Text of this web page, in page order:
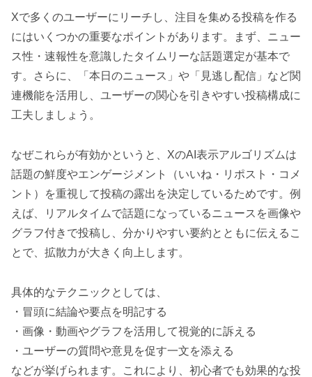
Xで多くのユーザーにリーチし、注目を集める投稿を作る
にはいくつかの重要なポイントがあります。まず、ニュー
ス性・速報性を意識したタイムリーな話題選定が基本で
す。さらに、「本日のニュース」や「見逃し配信」など関
連機能を活用し、ユーザーの関心を引きやすい投稿構成に
工夫しましょう。
なぜこれらが有効かというと、XのAI表示アルゴリズムは
話題の鮮度やエンゲージメント（いいね・リポスト・コメ
ント）を重視して投稿の露出を決定しているためです。例
えば、リアルタイムで話題になっているニュースを画像や
グラフ付きで投稿し、分かりやすい要約とともに伝えるこ
とで、拡散力が大きく向上します。
具体的なテクニックとしては、
・冒頭に結論や要点を明記する
・画像・動画やグラフを活用して視覚的に訴える
・ユーザーの質問や意見を促す一文を添える
などが挙げられます。これにより、初心者でも効果的な投